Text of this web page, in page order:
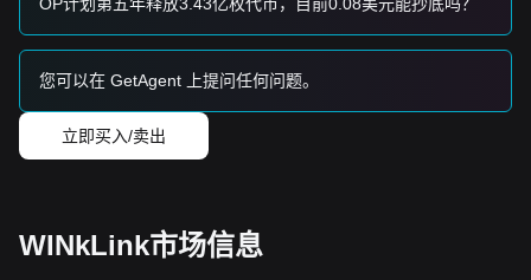
您可以在 GetAgent 上提问任何问题。
立即买入/卖出
WINkLink市场信息